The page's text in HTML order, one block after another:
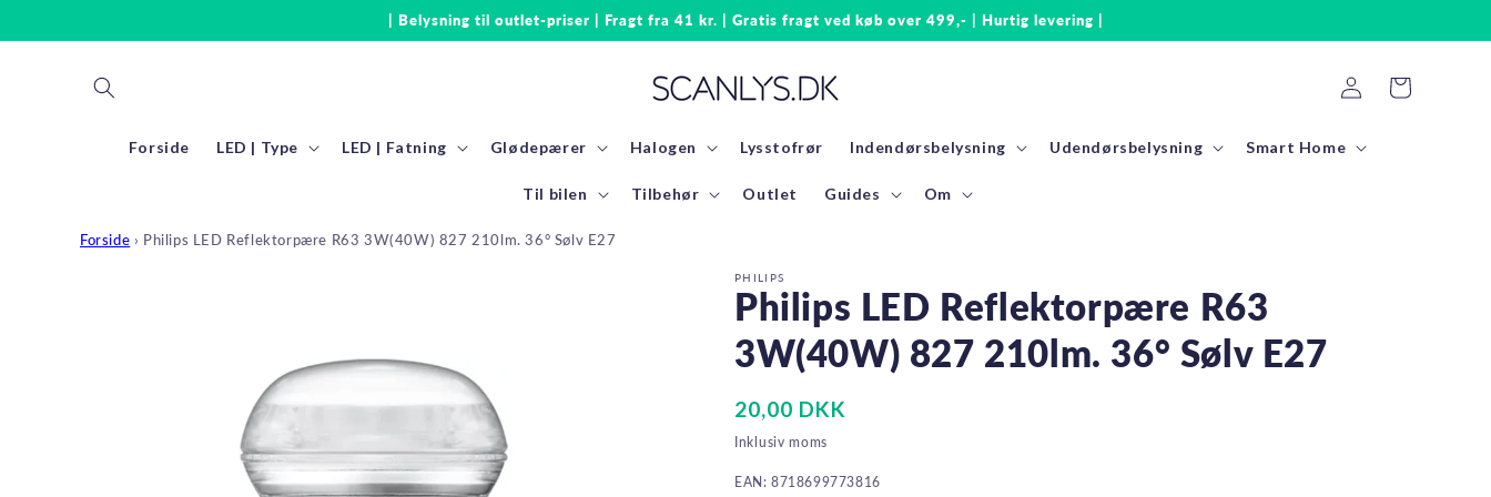
| Belysning til outlet-priser | Fragt fra 41 kr. | Gratis fragt ved køb over 499,- | Hurtig levering |
Forside LED | Type LED | Fatning Glødepærer Halogen Lysstofrør Indendørsbelysning Udendørsbelysning Smart Home
Til bilen Tilbehør Outlet Guides Om
Log
ind
Indkøbskurv
Forside › Philips LED Reflektorpære R63 3W(40W) 827 210lm. 36° Sølv E27
PHILIPS
Philips LED Reflektorpære R63
3W(40W) 827 210lm. 36° Sølv E27
Normalpris
20,00 DKK
Inklusiv moms
EAN: 8718699773816